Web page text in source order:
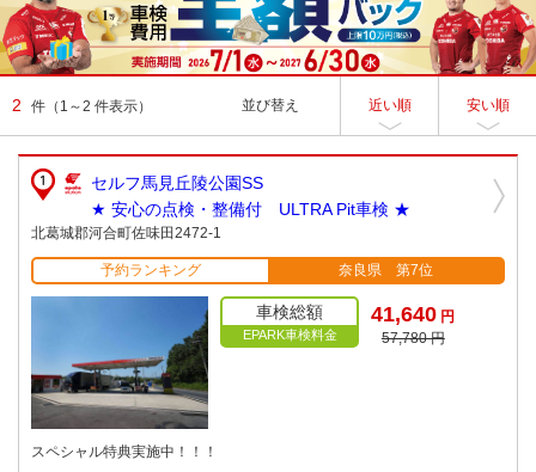
2 件 （1～2 件表示） 並び替え 近い順 安い順
セルフ馬見丘陵公園SS
★ 安心の点検・整備付 ULTRA Pit車検 ★
北葛城郡河合町佐味田2472-1
予約ランキング 奈良県 第7位
車検総額
EPARK車検料金
41,640 円
57,780 円
スペシャル特典実施中！！！